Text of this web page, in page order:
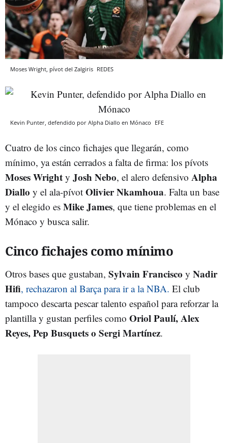
Moses Wright, pívot del Zalgiris REDES
Kevin Punter, defendido por Alpha Diallo en Mónaco EFE
Cuatro de los cinco fichajes que llegarán, como
mínimo, ya están cerrados a falta de firma: los pívots
MosesWright y Josh Nebo, el alero defensivo Alpha
Diallo y el ala-pívot OlivierNkamhoua. Falta un base
y el elegido es MikeJames, que tiene problemas en el
Mónaco y busca salir.
Cinco fichajes como mínimo
Otros bases que gustaban, SylvainFrancisco y Nadir
Hifi, rechazaron al Barça para ir a la NBA. El club
tampoco descarta pescar talento español para reforzar la
plantilla y gustan perfiles como Oriol Paulí, Alex
Reyes, Pep Busquets o Sergi Martínez.